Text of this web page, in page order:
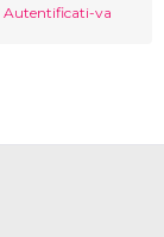
Autentificati-va